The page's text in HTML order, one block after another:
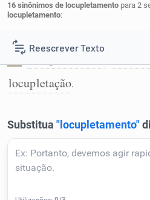
Reescrever Texto
Resumir Texto
Detector de IA
16 sinônimos de locupletamento para 2
locupletamento:
Ato de tornar rico:
locupletação.